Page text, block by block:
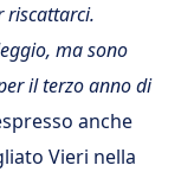
riscattarci.
ma sono
il terzo anno di
anche
Vieri nella